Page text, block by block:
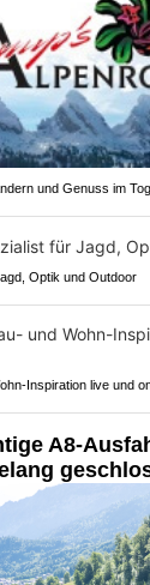
und Genuss im
Optik und Outdoor
Inspiration live und
A8-